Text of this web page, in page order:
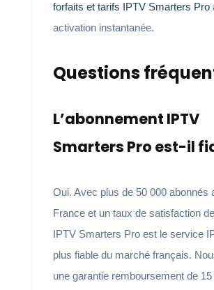
forfaits et tarifs IPTV Smarters Pro
activation instantanée.
Questions
L’abonnement IPTV
Smarters Pro est-il
Oui. Avec plus de 50 000 abonnés
France et un taux de satisfaction
IPTV Smarters Pro est le service
plus fiable du marché français.
une garantie remboursement de